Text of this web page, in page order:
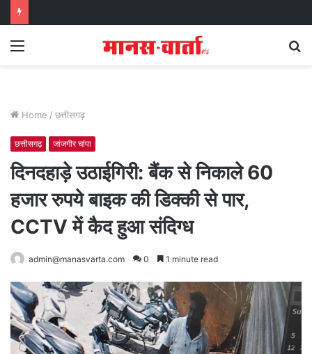
Menu
Home / छत्तीसगढ़
छत्तीसगढ़ जांजगीर चांपा
दिनदहाड़े उठाईगिरी: बैंक से निकाले 60
हजार रुपये बाइक की डिक्की से पार,
CCTV में कैद हुआ संदिग्ध
admin@manasvarta.com 0 1 minute read